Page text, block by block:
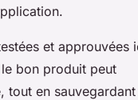
et approuvées
bon produit peut
tout en sauvegardant